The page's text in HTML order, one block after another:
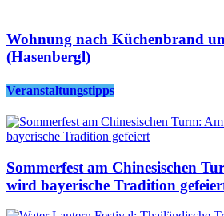
Wohnung nach Küchenbrand
(Hasenbergl)
Veranstaltungstipps
Sommerfest am Chinesischen
wird bayerische Tradition